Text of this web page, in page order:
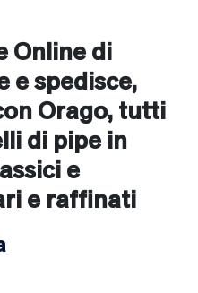
Online di
e spedisce,
Orago, tutti
di pipe in
e
e raffinati